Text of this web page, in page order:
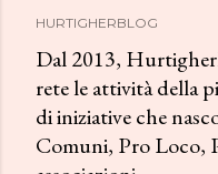
HURTIGHERBLOG
Dal 2013,
rete le attività della
di iniziative che
Comuni, Pro Loco,